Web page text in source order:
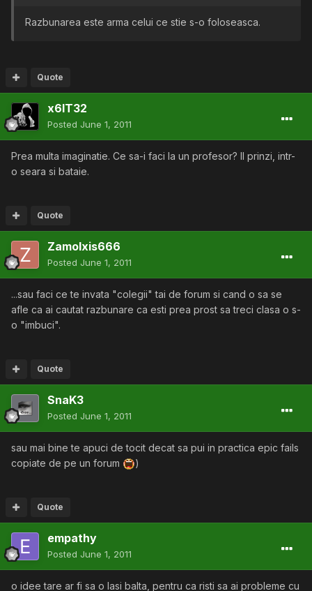
Razbunarea este arma celui ce stie s-o foloseasca.
Quote
x6IT32
Posted June 1, 2011
Prea multa imaginatie. Ce sa-i faci la un profesor? Il prinzi, intr-
o seara si bataie.
Quote
Zamolxis666
Posted June 1, 2011
...sau faci ce te invata "colegii" tai de forum si cand o sa se
afle ca ai cautat razbunare ca esti prea prost sa treci clasa o s-
o "imbuci".
Quote
SnaK3
Posted June 1, 2011
sau mai bine te apuci de tocit decat sa pui in practica epic fails
copiate de pe un forum
)
Quote
empathy
Posted June 1, 2011
o idee tare ar fi sa o lasi balta, pentru ca risti sa ai probleme cu